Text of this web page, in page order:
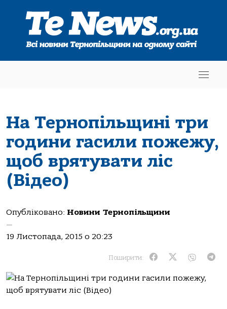
На Тернопільщині три
години гасили пожежу,
щоб врятувати ліс
(Відео)
Опубліковано: Новини Тернопільщини
—
19 Листопада, 2015 о 20:23
Поширити: